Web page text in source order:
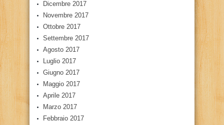
Dicembre 2017
Novembre 2017
Ottobre 2017
Settembre 2017
Agosto 2017
Luglio 2017
Giugno 2017
Maggio 2017
Aprile 2017
Marzo 2017
Febbraio 2017